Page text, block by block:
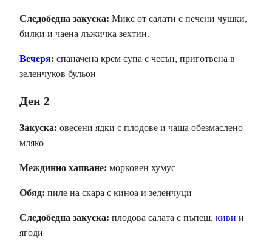
Следобедна закуска: Микс от салати с печени чушки,
билки и чаена лъжичка зехтин.
Вечеря: спаначена крем супа с чесън, приготвена в
зеленчуков бульон
Ден 2
Закуска: овесени ядки с плодове и чаша обезмаслено
мляко
Междинно хапване: морковен хумус
Обяд: пиле на скара с киноа и зеленчуци
Следобедна закуска: плодова салата с пъпеш, киви и
ягоди